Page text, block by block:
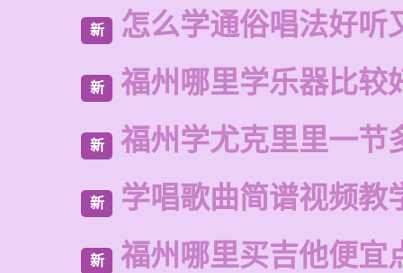
新 怎么学通俗唱法好听
新 福州哪里学乐器比较
新 福州学尤克里里一节
新 学唱歌曲简谱视频教
新 福州哪里买吉他便宜